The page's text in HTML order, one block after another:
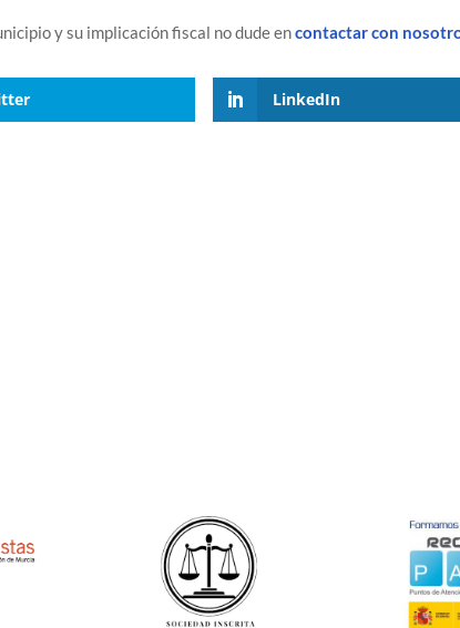
y su implicación fiscal no dude encontactar con
LinkedIn